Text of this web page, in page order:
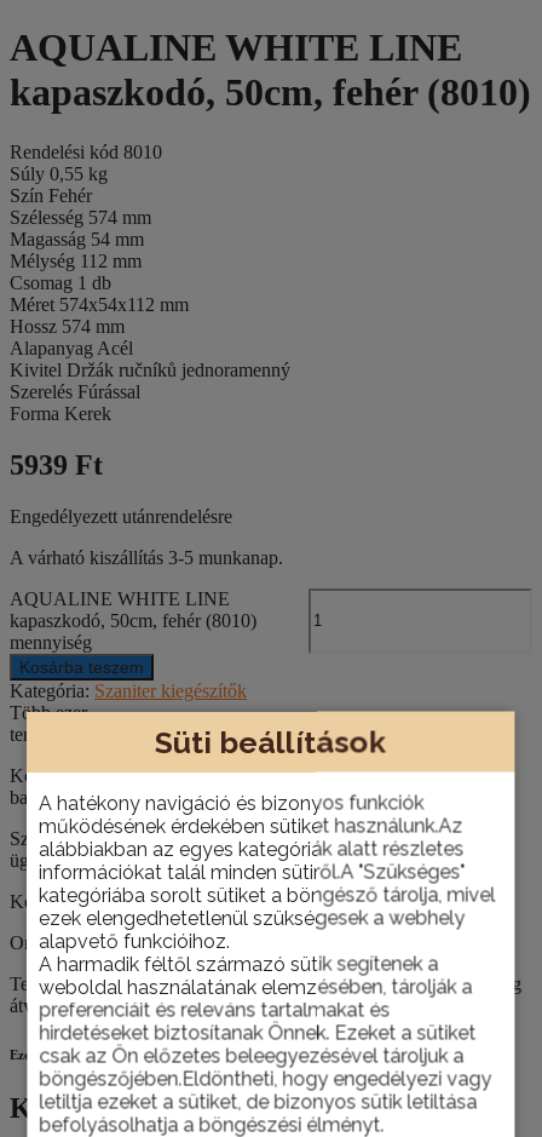
Süti beállítások
A hatékony navigáció és bizonyos funkciók
működésének érdekében sütiket használunk.Az
alábbiakban az egyes kategóriák alatt részletes
információkat talál minden sütiről.A "Szükséges"
kategóriába sorolt sütiket a böngésző tárolja, mivel
ezek elengedhetetlenül szükségesek a webhely
alapvető funkcióihoz.
A harmadik féltől származó sütik segítenek a
weboldal használatának elemzésében, tárolják a
preferenciáit és releváns tartalmakat és
hirdetéseket biztosítanak Önnek. Ezeket a sütiket
csak az Ön előzetes beleegyezésével tároljuk a
böngészőjében.Eldöntheti, hogy engedélyezi vagy
letiltja ezeket a sütiket, de bizonyos sütik letiltása
befolyásolhatja a böngészési élményt.
AQUALINE WHITE LINE
kapaszkodó, 50cm, fehér (8010)
Rendelési kód 8010
Súly 0,55 kg
Szín Fehér
Szélesség 574 mm
Magasság 54 mm
Mélység 112 mm
Csomag 1 db
Méret 574x54x112 mm
Hossz 574 mm
Alapanyag Acél
Kivitel Držák ručníků jednoramenný
Szerelés Fúrással
Forma Kerek
5939 Ft
Engedélyezett utánrendelésre
A várható kiszállítás 3-5 munkanap.
AQUALINE WHITE LINE
kapaszkodó, 50cm, fehér (8010)
mennyiség
Kosárba teszem
Kategória: Szaniter kiegészítők
Több ezer
termék
Keresse az építőanyagokat, csempéket, szanitereket,
barkácstermékeket webáruházunkban és bemutatótermünkben!
Szakértő
ügyfélszolgálat
Kérje építkezéséhez, felújításához szaktanácsadóink segítségét!
Országos házhoz szállítás
Termékeinket nemcsak személyesen, telephelyünkön van lehetőség
átvenni, hanem házhoz is szállítjuk szükség esetén.
Ezek is érdekelhetik
Kapcsolódó termékek